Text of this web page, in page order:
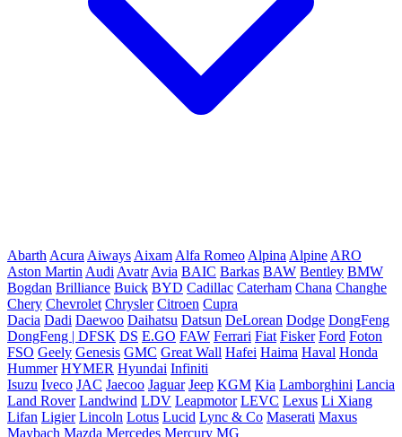
Abarth Acura Aiways Aixam Alfa Romeo Alpina Alpine ARO
Aston Martin Audi Avatr Avia BAIC Barkas BAW Bentley BMW
Bogdan Brilliance Buick BYD Cadillac Caterham Chana Changhe
Chery Chevrolet Chrysler Citroen Cupra
Dacia Dadi Daewoo Daihatsu Datsun DeLorean Dodge DongFeng
DongFeng | DFSK DS E.GO FAW Ferrari Fiat Fisker Ford Foton
FSO Geely Genesis GMC Great Wall Hafei Haima Haval Honda
Hummer HYMER Hyundai Infiniti
Isuzu Iveco JAC Jaecoo Jaguar Jeep KGM Kia Lamborghini Lancia
Land Rover Landwind LDV Leapmotor LEVC Lexus Li Xiang
Lifan Ligier Lincoln Lotus Lucid Lync & Co Maserati Maxus
Maybach Mazda Mercedes Mercury MG